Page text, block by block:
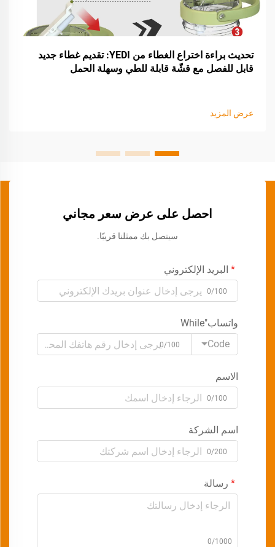
تحديث براءة اختراع الغطاء من YEDI: تقديم غطاء جديد
قابل للفصل مع قشّة قابلة للطي وسهلة الحمل
عرض المزيد
احصل على عرض سعر مجاني
سيتصل بك ممثلنا قريبًا.
البريد الإلكتروني
0/100
واتساب"While
Code
0/100
الاسم
0/100
اسم الشركة
0/200
رسالة
0/1000